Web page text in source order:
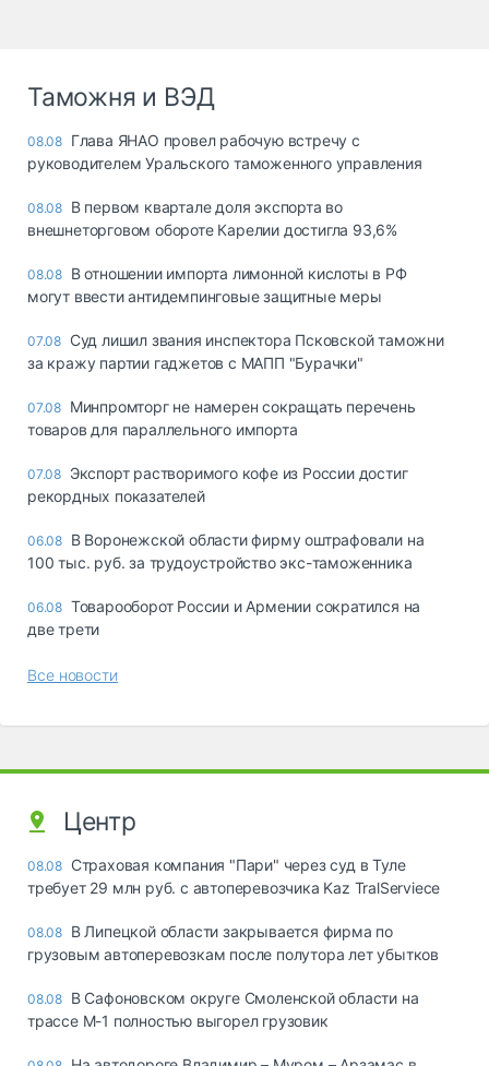
Таможня и ВЭД
08.08 Глава ЯНАО провел рабочую встречу с
руководителем Уральского таможенного управления
08.08 В первом квартале доля экспорта во
внешнеторговом обороте Карелии достигла 93,6%
08.08 В отношении импорта лимонной кислоты в РФ
могут ввести антидемпинговые защитные меры
07.08 Суд лишил звания инспектора Псковской таможни
за кражу партии гаджетов с МАПП "Бурачки"
07.08 Минпромторг не намерен сокращать перечень
товаров для параллельного импорта
07.08 Экспорт растворимого кофе из России достиг
рекордных показателей
06.08 В Воронежской области фирму оштрафовали на
100 тыс. руб. за трудоустройство экс-таможенника
06.08 Товарооборот России и Армении сократился на
две трети
Все новости
Центр
08.08 Страховая компания "Пари" через суд в Туле
требует 29 млн руб. с автоперевозчика Kaz TralServiece
08.08 В Липецкой области закрывается фирма по
грузовым автоперевозкам после полутора лет убытков
08.08 В Сафоновском округе Смоленской области на
трассе М-1 полностью выгорел грузовик